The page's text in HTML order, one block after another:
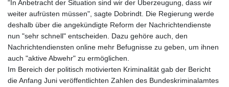
"In Anbetracht der Situation sind wir der Überzeugung, dass wir
weiter aufrüsten müssen", sagte Dobrindt. Die Regierung werde
deshalb über die angekündigte Reform der Nachrichtendienste
nun "sehr schnell" entscheiden. Dazu gehöre auch, den
Nachrichtendiensten online mehr Befugnisse zu geben, um ihnen
auch "aktive Abwehr" zu ermöglichen.
Im Bereich der politisch motivierten Kriminalität gab der Bericht
die Anfang Juni veröffentlichten Zahlen des Bundeskriminalamtes